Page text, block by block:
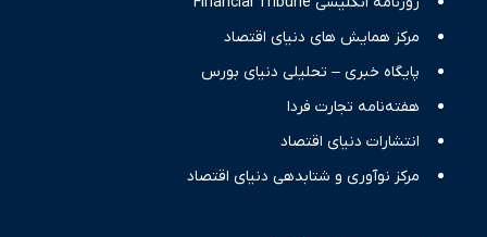
مرکز همایش های دنیای اقتصاد
پایگاه خبری – تحلیلی دنیای بورس
هفته‌نامه تجارت فردا
انتشارات دنیای اقتصاد
مرکز نوآوری و شتابدهی دنیای اقتصاد